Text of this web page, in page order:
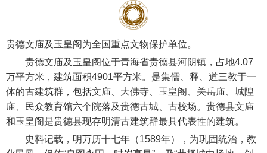
贵德文庙及玉皇阁为全国重点文物保护单位。
贵德文庙及玉皇阁位于青海省贵德县河阴镇，占地4.07
万平方米，建筑面积4901平方米。是集儒、释、道三教于一
体的古建筑群，包括文庙、大佛寺、玉皇阁、关岳庙、城隍
庙、民众教育馆六个院落及贵德古城、古校场。贵德县文庙
和玉皇阁是贵德县现存明清古建筑群最具代表性的建筑。
史料记载，明万历十七年（1589年），为巩固统治，教